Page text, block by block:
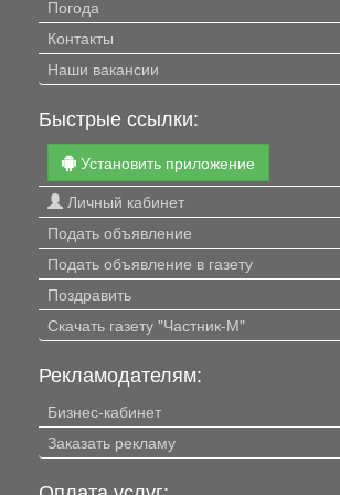
Погода
Контакты
Наши вакансии
Быстрые ссылки:
Установить приложение
Личный кабинет
Подать объявление
Подать объявление в газету
Поздравить
Скачать газету "Частник-М"
Рекламодателям:
Бизнес-кабинет
Заказать рекламу